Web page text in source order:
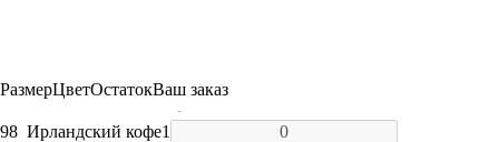
РазмерЦветОстатокВаш заказ
98 Ирландский кофе1
-